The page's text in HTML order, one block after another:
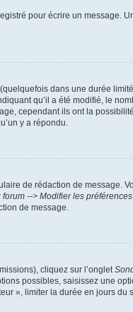
pour écrire un message.
dans une durée
qu’il a été modifié, le
cependant ils ont la
y a répondu.
de rédaction de message.
forum --> Modifier les
de message.
cliquez sur l’onglet
possibles, saisissez une
», limiter la durée en jours du